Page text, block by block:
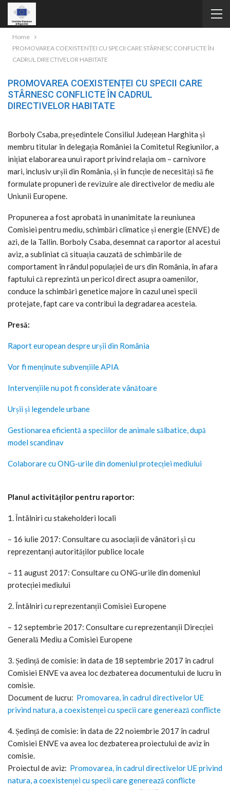
Home
PROMOVAREA COEXISTENȚEI CU SPECII CARE STÂRNESC CONFLICTE ÎN
CADRUL DIRECTIVELOR HABITATE
PROMOVAREA COEXISTENȚEI CU SPECII CARE
STÂRNESC CONFLICTE ÎN CADRUL
DIRECTIVELOR HABITATE
Borboly Csaba, președintele Consiliul Județean Harghita și
membru titular în delegația României la Comitetul Regiunilor, a
inițiat elaborarea unui raport privind relația om – carnivore
mari, inclusiv urșii din România, și în funcție de necesități să fie
formulate propuneri de revizuire ale directivelor de mediu ale
Uniunii Europene.
Propunerea a fost aprobată in unanimitate la reuniunea
Comisiei pentru mediu, schimbări climatice și energie (ENVE) de
azi, de la Tallin. Borboly Csaba, desemnat ca raportor al acestui
aviz, a subliniat că situația cauzată de schimbările de
comportament în rândul populației de urs din România, în afara
faptului că reprezintă un pericol direct asupra oamenilor,
conduce la schimbări genetice majore în cazul unei specii
protejate, fapt care va contribui la degradarea acesteia.
Presă:
Raport european despre urșii din România
Vor fi menținute subvențiile APIA
Intervențiile nu pot fi considerate vânătoare
Urșii și legendele urbane
Gestionarea eficientă a speciilor de animale sălbatice, după
model scandinav
Colaborare cu ONG-urile din domeniul protecției mediului
Planul activităților pentru raportor:
1. Întâlniri cu stakeholderi locali
– 16 iulie 2017: Consultare cu asociații de vânători și cu
reprezentanți autorităților publice locale
– 11 august 2017: Consultare cu ONG-urile din domeniul
protecției mediului
2. Întâlniri cu reprezentanții Comisiei Europene
– 12 septembrie 2017: Consultare cu reprezentanții Direcției
Generală Mediu a Comisiei Europene
3. Ședință de comisie: în data de 18 septembrie 2017 în cadrul
Comisiei ENVE va avea loc dezbaterea documentului de lucru în
comisie.
Document de lucru: Promovarea, în cadrul directivelor UE
privind natura, a coexistenței cu specii care generează conflicte
4. Ședință de comisie: în data de 22 noiembrie 2017 în cadrul
Comisiei ENVE va avea loc dezbaterea proiectului de aviz în
comisie.
Proiectul de aviz: Promovarea, în cadrul directivelor UE privind
natura, a coexistenței cu specii care generează conflicte